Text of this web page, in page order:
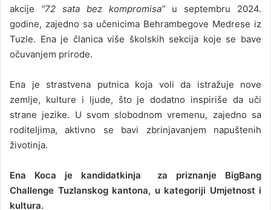
akcije “72 sata bez kompromisa” u septembru 2024.
godine, zajedno sa učenicima Behrambegove Medrese iz
Tuzle. Ena je članica više školskih sekcija koje se bave
očuvanjem prirode.
Ena je strastvena putnica koja voli da istražuje nove
zemlje, kulture i ljude, što je dodatno inspiriše da uči
strane jezike. U svom slobodnom vremenu, zajedno sa
roditeljima, aktivno se bavi zbrinjavanjem napuštenih
životinja.
Ena Koca je kandidatkinja
za priznanje BigBang
Challenge Tuzlanskog kantona, u kategoriji Umjetnost i
kultura.